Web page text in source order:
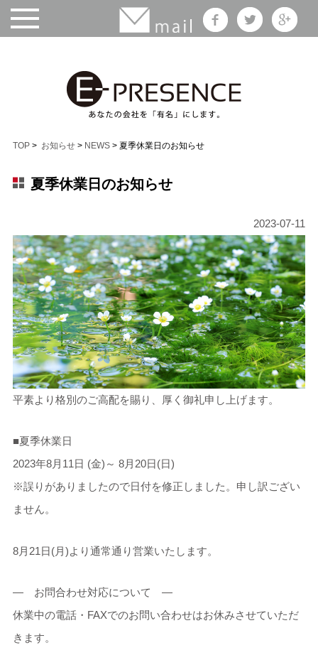
TOP> お知らせ> NEWS> 夏季休業日のお知らせ
夏季休業日のお知らせ
2023-07-11
平素より格別のご高配を賜り、厚く御礼申し上げます。
■夏季休業日
2023年8月11日 (金)～ 8月20日(日)
※誤りがありましたので日付を修正しました。申し訳ござい
ません。
8月21日(月)より通常通り営業いたします。
— お問合わせ対応について —
休業中の電話・FAXでのお問い合わせはお休みさせていただ
きます。